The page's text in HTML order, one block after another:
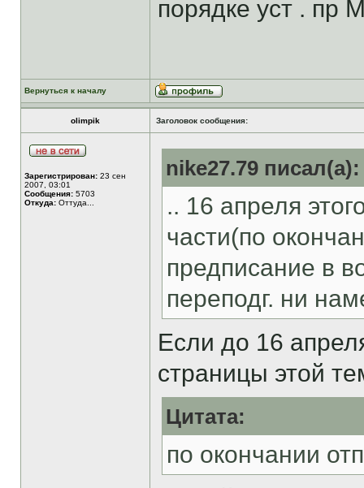
порядке уст .
Вернуться к началу
olimpik Заголовок сообщения:
Зарегистрирован: 23 сен
2007, 03:01
Сообщения: 5703
Откуда: Оттуда...
nike27.79 писал(а):
.. 16 апреля
части(по
предписание в
переподг. ни
Если до 16
страницы этой
Цитата:
по окончании